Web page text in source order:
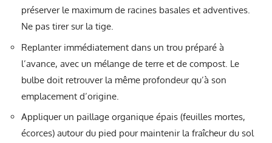
préserver le maximum de racines basales et adventives.
Ne pas tirer sur la tige.
Replanter immédiatement dans un trou préparé à
l’avance, avec un mélange de terre et de compost. Le
bulbe doit retrouver la même profondeur qu’à son
emplacement d’origine.
Appliquer un paillage organique épais (feuilles mortes,
écorces) autour du pied pour maintenir la fraîcheur du sol